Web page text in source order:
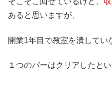
あると思いますが、
開業1年目で教室を潰してい
１つのバーはクリアしたと